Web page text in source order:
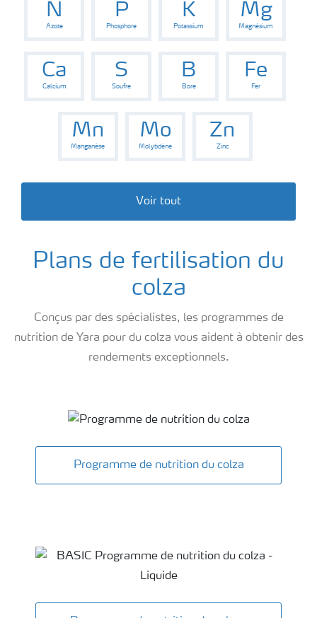
N
Azote
P
Phosphore
K
Potassium
Mg
Magnésium
Ca
Calcium
S
Soufre
B
Bore
Fe
Fer
Mn
Manganèse
Mo
Molybdène
Zn
Zinc
Voir tout
Plans de fertilisation du
colza
Conçus par des spécialistes, les programmes de
nutrition de Yara pour du colza vous aident à obtenir des
rendements exceptionnels.
Plans de fertilisation du colza
Programme de nutrition du colza